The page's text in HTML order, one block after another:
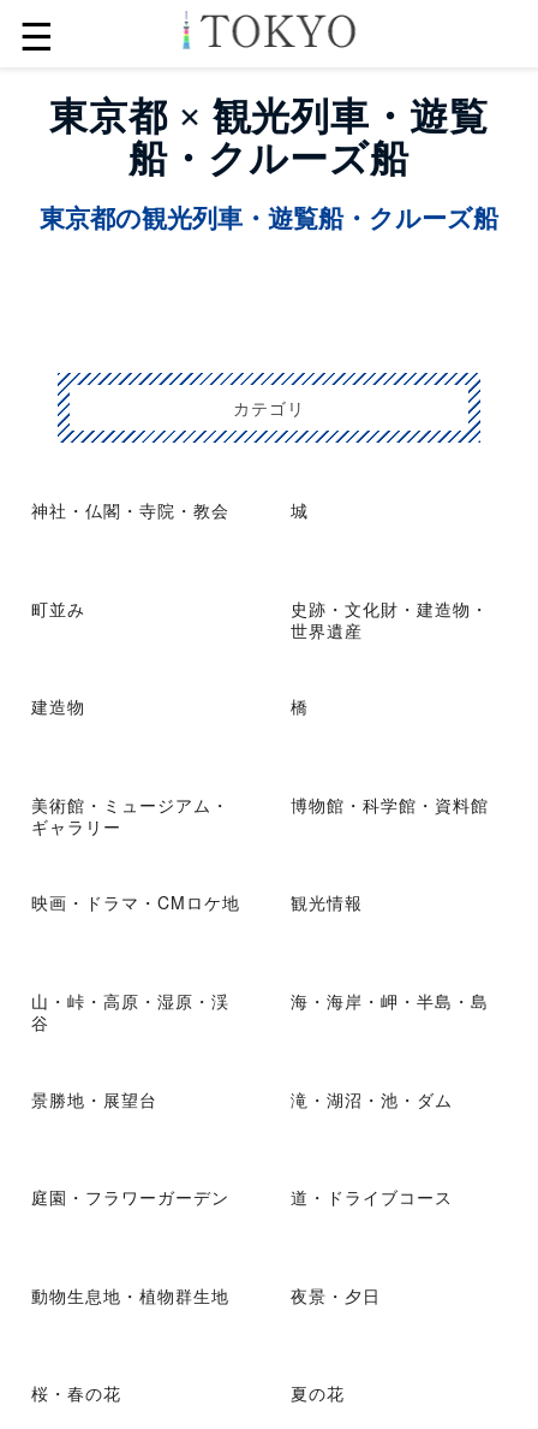
☰
東京都 × 観光列車・遊覧
船・クルーズ船
東京都の観光列車・遊覧船・クルーズ船
カテゴリ
神社・仏閣・寺院・教会 城
町並み
史跡・文化財・建造物・
世界遺産
建造物 橋
美術館・ミュージアム・
ギャラリー
博物館・科学館・資料館
映画・ドラマ・CMロケ地 観光情報
山・峠・高原・湿原・渓
谷
海・海岸・岬・半島・島
景勝地・展望台 滝・湖沼・池・ダム
庭園・フラワーガーデン 道・ドライブコース
動物生息地・植物群生地 夜景・夕日
桜・春の花 夏の花